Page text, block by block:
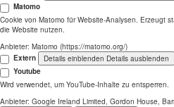
Matomo
Cookie von Matomo für Website-Analysen. Erzeugt
die Website nutzen.
Anbieter: Matomo (https://matomo.org/)
Extern
Details einblenden Details ausblenden
Youtube
Wird verwendet, um YouTube-Inhalte zu entsperren.
Anbieter: Google Ireland Limited, Gordon House,